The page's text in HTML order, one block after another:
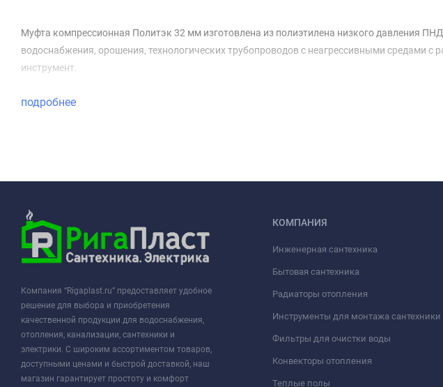
Муфта компрессионная Политэк 32 мм изготовлена из полиэтилена низкого давления
водоснабжения, орошения, технологических трубопроводов с неагрессивными средами
инструмент.
подробнее
Компания “Rigaplast.ru” предоставляет удобное
решение для выбора и приобретения
качественной продукции для водоснабжения,
отопления, канализации, сантехники и
электрики. С широким ассортиментом товаров,
доступными ценами и быстрой доставкой, наш
магазин гарантирует простоту и комфорт
КОМПАНИЯ
Инженерная сантехника
Бытовая сантехника
Радиаторы отопления
Инструменты для монтажа сантехники
Фильтры для очистки воды
Конвекторы отопления
Теплые полы